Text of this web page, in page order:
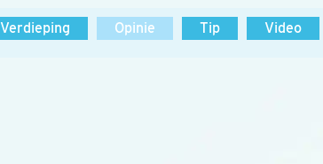
Verdieping Opinie Tip Video